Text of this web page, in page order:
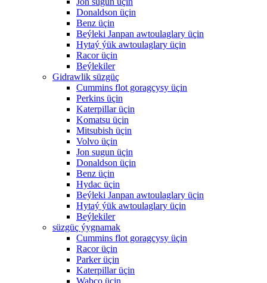
Donaldson üçin
Benz üçin
Beýleki Janpan awtoulaglary üçin
Hytaý ýük awtoulaglary üçin
Racor üçin
Beýlekiler
Gidrawlik süzgüç
Cummins flot goragçysy üçin
Perkins üçin
Katerpillar üçin
Komatsu üçin
Mitsubish üçin
Volvo üçin
Jon sugun üçin
Donaldson üçin
Benz üçin
Hydac üçin
Beýleki Janpan awtoulaglary üçin
Hytaý ýük awtoulaglary üçin
Beýlekiler
süzgüç ýygnamak
Cummins flot goragçysy üçin
Racor üçin
Parker üçin
Katerpillar üçin
Wabco üçin